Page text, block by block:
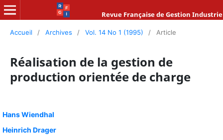
Revue Française de Gestion
Accueil / Archives / Vol. 14 No 1 (1995) / Article
Réalisation de la gestion de
production orientée de charge
Hans Wiendhal
Heinrich Drager